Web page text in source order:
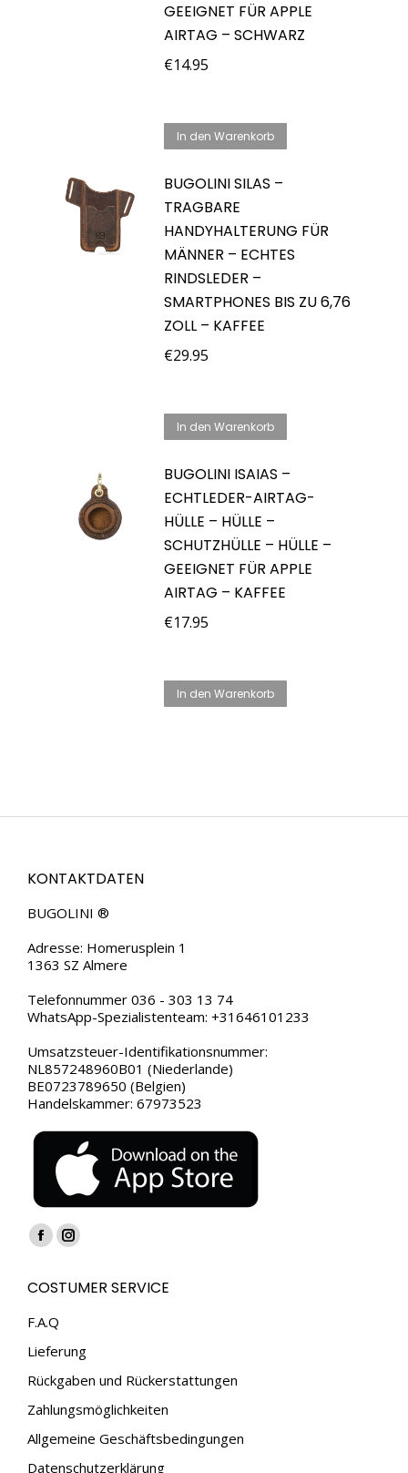
GEEIGNET FÜR APPLE
AIRTAG – SCHWARZ
€14.95
In den Warenkorb
BUGOLINI SILAS –
TRAGBARE
HANDYHALTERUNG FÜR
MÄNNER – ECHTES
RINDSLEDER –
SMARTPHONES BIS ZU 6,76
ZOLL – KAFFEE
€29.95
In den Warenkorb
BUGOLINI ISAIAS –
ECHTLEDER-AIRTAG-
HÜLLE – HÜLLE –
SCHUTZHÜLLE – HÜLLE –
GEEIGNET FÜR APPLE
AIRTAG – KAFFEE
€17.95
In den Warenkorb
KONTAKTDATEN
BUGOLINI ®
Adresse: Homerusplein 1
1363 SZ Almere
Telefonnummer 036 - 303 13 74
WhatsApp-Spezialistenteam: +31646101233
Umsatzsteuer-Identifikationsnummer:
NL857248960B01 (Niederlande)
BE0723789650 (Belgien)
Handelskammer: 67973523
Finden Sie uns auf:
Facebook
opens
in
window
Instagram
opens
window
COSTUMER SERVICE
F.A.Q
Lieferung
Rückgaben und Rückerstattungen
Zahlungsmöglichkeiten
Allgemeine Geschäftsbedingungen
Datenschutzerklärung